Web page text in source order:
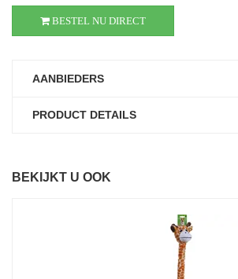
BESTEL NU DIRECT
AANBIEDERS
PRODUCT DETAILS
BEKIJKT U OOK